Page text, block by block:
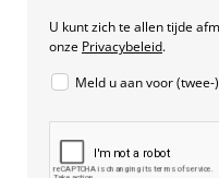
U kunt zich te allen tijde
onze Privacybeleid.
Meld u aan voor